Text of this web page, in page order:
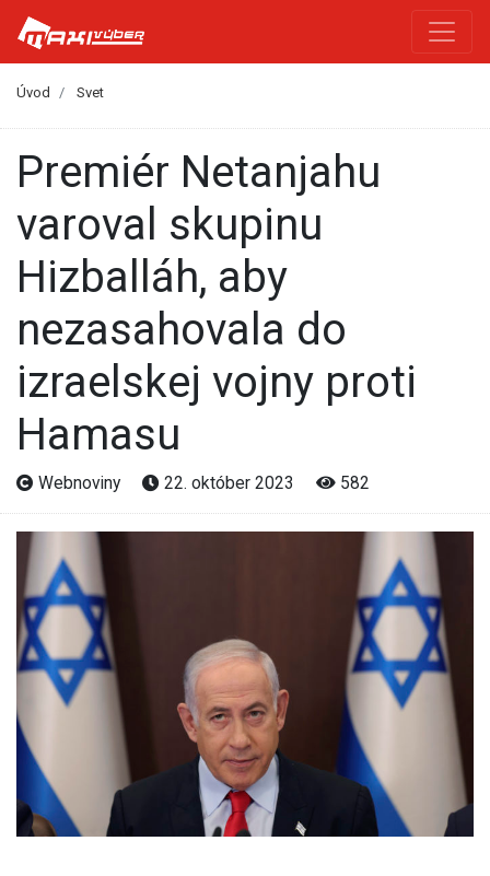
Úvod Svet
Premiér Netanjahu
varoval skupinu
Hizballáh, aby
nezasahovala do
izraelskej vojny proti
Hamasu
Webnoviny 22. október 2023 582